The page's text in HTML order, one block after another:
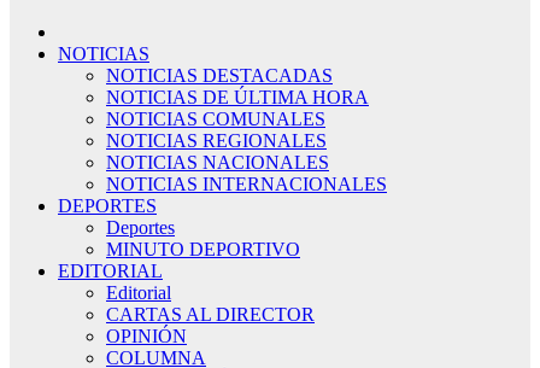
NOTICIAS
NOTICIAS DESTACADAS
NOTICIAS DE ÚLTIMA HORA
NOTICIAS COMUNALES
NOTICIAS REGIONALES
NOTICIAS NACIONALES
NOTICIAS INTERNACIONALES
DEPORTES
Deportes
MINUTO DEPORTIVO
EDITORIAL
Editorial
CARTAS AL DIRECTOR
OPINIÓN
COLUMNA